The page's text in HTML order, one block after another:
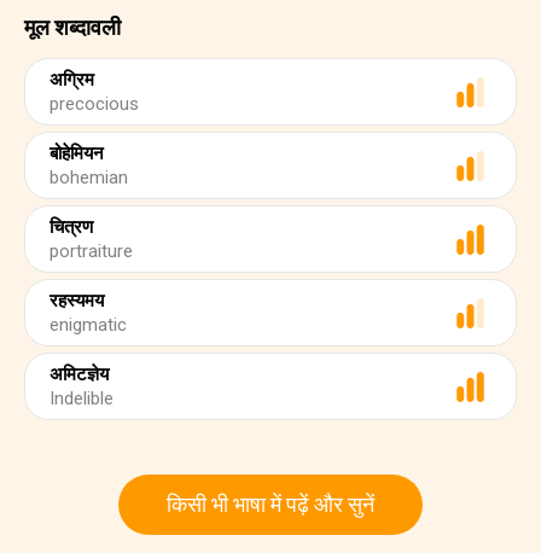
मूल शब्दावली
अग्रिम
precocious
बोहेमियन
bohemian
चित्रण
portraiture
रहस्यमय
enigmatic
अमिटज्ञेय
Indelible
किसी भी भाषा में पढ़ें और सुनें